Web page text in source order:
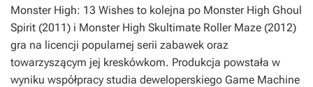
Monster High: 13 Wishes to kolejna po Monster High Ghoul
Spirit (2011) i Monster High Skultimate Roller Maze (2012)
gra na licencji popularnej serii zabawek oraz
towarzyszącym jej kreskówkom. Produkcja powstała w
wyniku współpracy studia deweloperskiego Game Machine